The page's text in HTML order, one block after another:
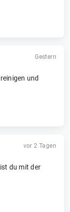
Gestern
und
vor 2 Tagen
du mit der